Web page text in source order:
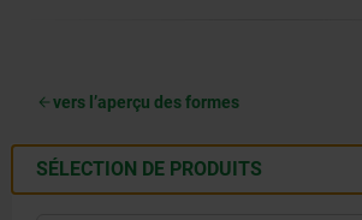
vers l’aperçu des formes
SÉLECTION DE PRODUITS